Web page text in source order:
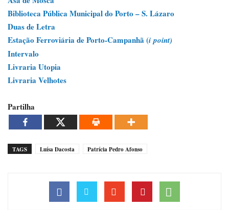
Biblioteca Pública Municipal do Porto – S. Lázaro
Duas de Letra
Estação Ferroviária de Porto-Campanhã (ipoint)
Intervalo
Livraria Utopia
Livraria Velhotes
Partilha
TAGS Luísa Dacosta Patrícia Pedro Afonso